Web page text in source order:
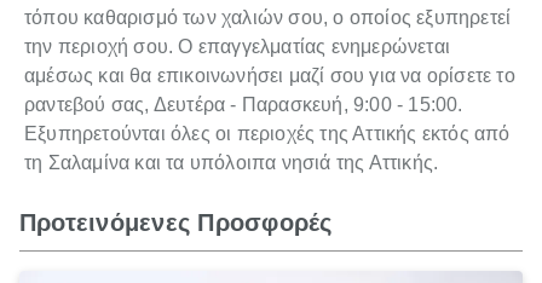
τόπου καθαρισμό των χαλιών σου, ο οποίος εξυπηρετεί
την περιοχή σου. Ο επαγγελματίας ενημερώνεται
αμέσως και θα επικοινωνήσει μαζί σου για να ορίσετε το
ραντεβού σας, Δευτέρα - Παρασκευή, 9:00 - 15:00.
Εξυπηρετούνται όλες οι περιοχές της Αττικής εκτός από
τη Σαλαμίνα και τα υπόλοιπα νησιά της Αττικής.
Προτεινόμενες Προσφορές